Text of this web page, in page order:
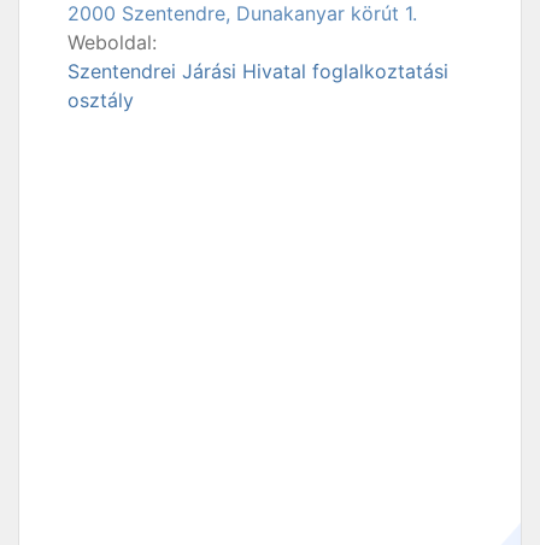
2000 Szentendre, Dunakanyar körút 1.
Weboldal:
Szentendrei Járási Hivatal foglalkoztatási
osztály